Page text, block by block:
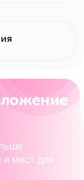
мест для